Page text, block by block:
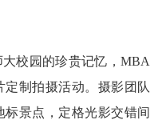
校园的珍贵记忆，MBA
制拍摄活动。摄影团队
景点，定格光影交错间